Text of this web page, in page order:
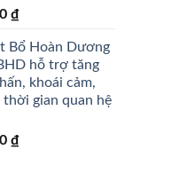
₫
Bổ Hoàn Dương
hỗ trợ tăng
khoái cảm,
thời gian quan hệ
₫